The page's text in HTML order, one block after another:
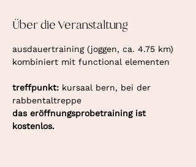
Über die Veranstaltung
ausdauertraining (joggen, ca. 4.75 km)
kombiniert mit functional elementen
treffpunkt: kursaal bern, bei der
rabbentaltreppe
das eröffnungsprobetraining ist
kostenlos.